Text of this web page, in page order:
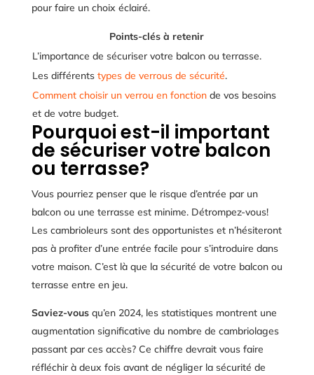
pour faire un choix éclairé.
Points-clés à retenir
L’importance de sécuriser votre balcon ou terrasse.
Les différents types de verrous de sécurité.
Comment choisir un verrou en fonctionde vos besoins
et de votre budget.
Pourquoi est-il important
de sécuriser votre balcon
ou terrasse?
Vous pourriez penser que le risque d’entrée par un
balcon ou une terrasse est minime. Détrompez-vous!
Les cambrioleurs sont des opportunistes et n’hésiteront
pas à profiter d’une entrée facile pour s’introduire dans
votre maison. C’est là que la sécurité de votre balcon ou
terrasse entre en jeu.
Saviez-vousqu’en 2024, les statistiques montrent une
augmentation significative du nombre de cambriolages
passant par ces accès? Ce chiffre devrait vous faire
réfléchir à deux fois avant de négliger la sécurité de